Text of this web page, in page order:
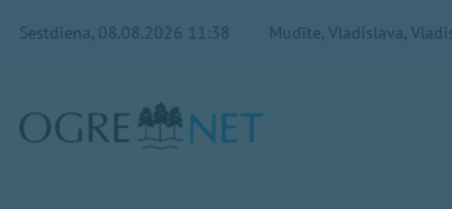
Sestdiena, 08.08.2026 11:38 Mudīte, Vladislava,